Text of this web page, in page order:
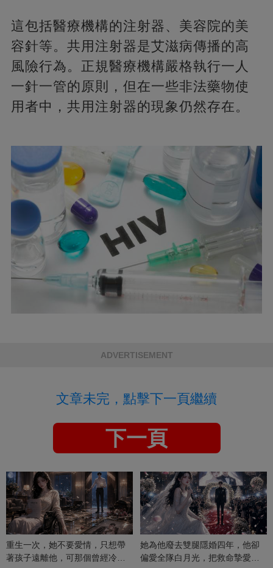
這包括醫療機構的注射器、美容院的美
容針等。共用注射器是艾滋病傳播的高
風險行為。正規醫療機構嚴格執行一人
一針一管的原則，但在一些非法藥物使
用者中，共用注射器的現象仍然存在。
ADVERTISEMENT
文章未完，點擊下一頁繼續
下一頁
重生一次，她不要愛情，只想帶
著孩子遠離他，可那個曾經冷漠
她為他廢去雙腿隱婚四年，他卻
偏愛全隊白月光，把救命摯愛當